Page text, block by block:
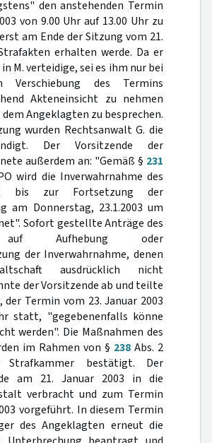
den anstehenden Termin
von 9.00 Uhr auf 13.00 Uhr zu
am Ende der Sitzung vom 21.
erhalten werde. Da er
M. verteidige, sei es ihm nur bei
Verschiebung des Termins
Akteneinsicht zu nehmen
Angeklagten zu besprechen.
wurden Rechtsanwalt G. die
Der Vorsitzende der
außerdem an: "Gemäß § 231
wird die Inverwahrnahme des
bis zur Fortsetzung der
am Donnerstag, 23.1.2003 um
Sofort gestellte Anträge des
auf Aufhebung oder
der Inverwahrnahme, denen
ausdrücklich nicht
der Vorsitzende ab und teilte
Termin vom 23. Januar 2003
statt, "gegebenenfalls könne
werden". Die Maßnahmen des
im Rahmen von § 238 Abs. 2
bestätigt. Der
am 21. Januar 2003 in die
verbracht und zum Termin
vorgeführt. In diesem Termin
des Angeklagten erneut die